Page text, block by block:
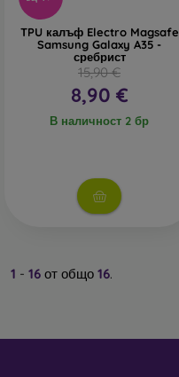
TPU калъф Electro Magsafe
Samsung Galaxy A35 -
сребрист
15,90 €
8,90 €
В наличност 2 бр
1 - 16 от общо 16.